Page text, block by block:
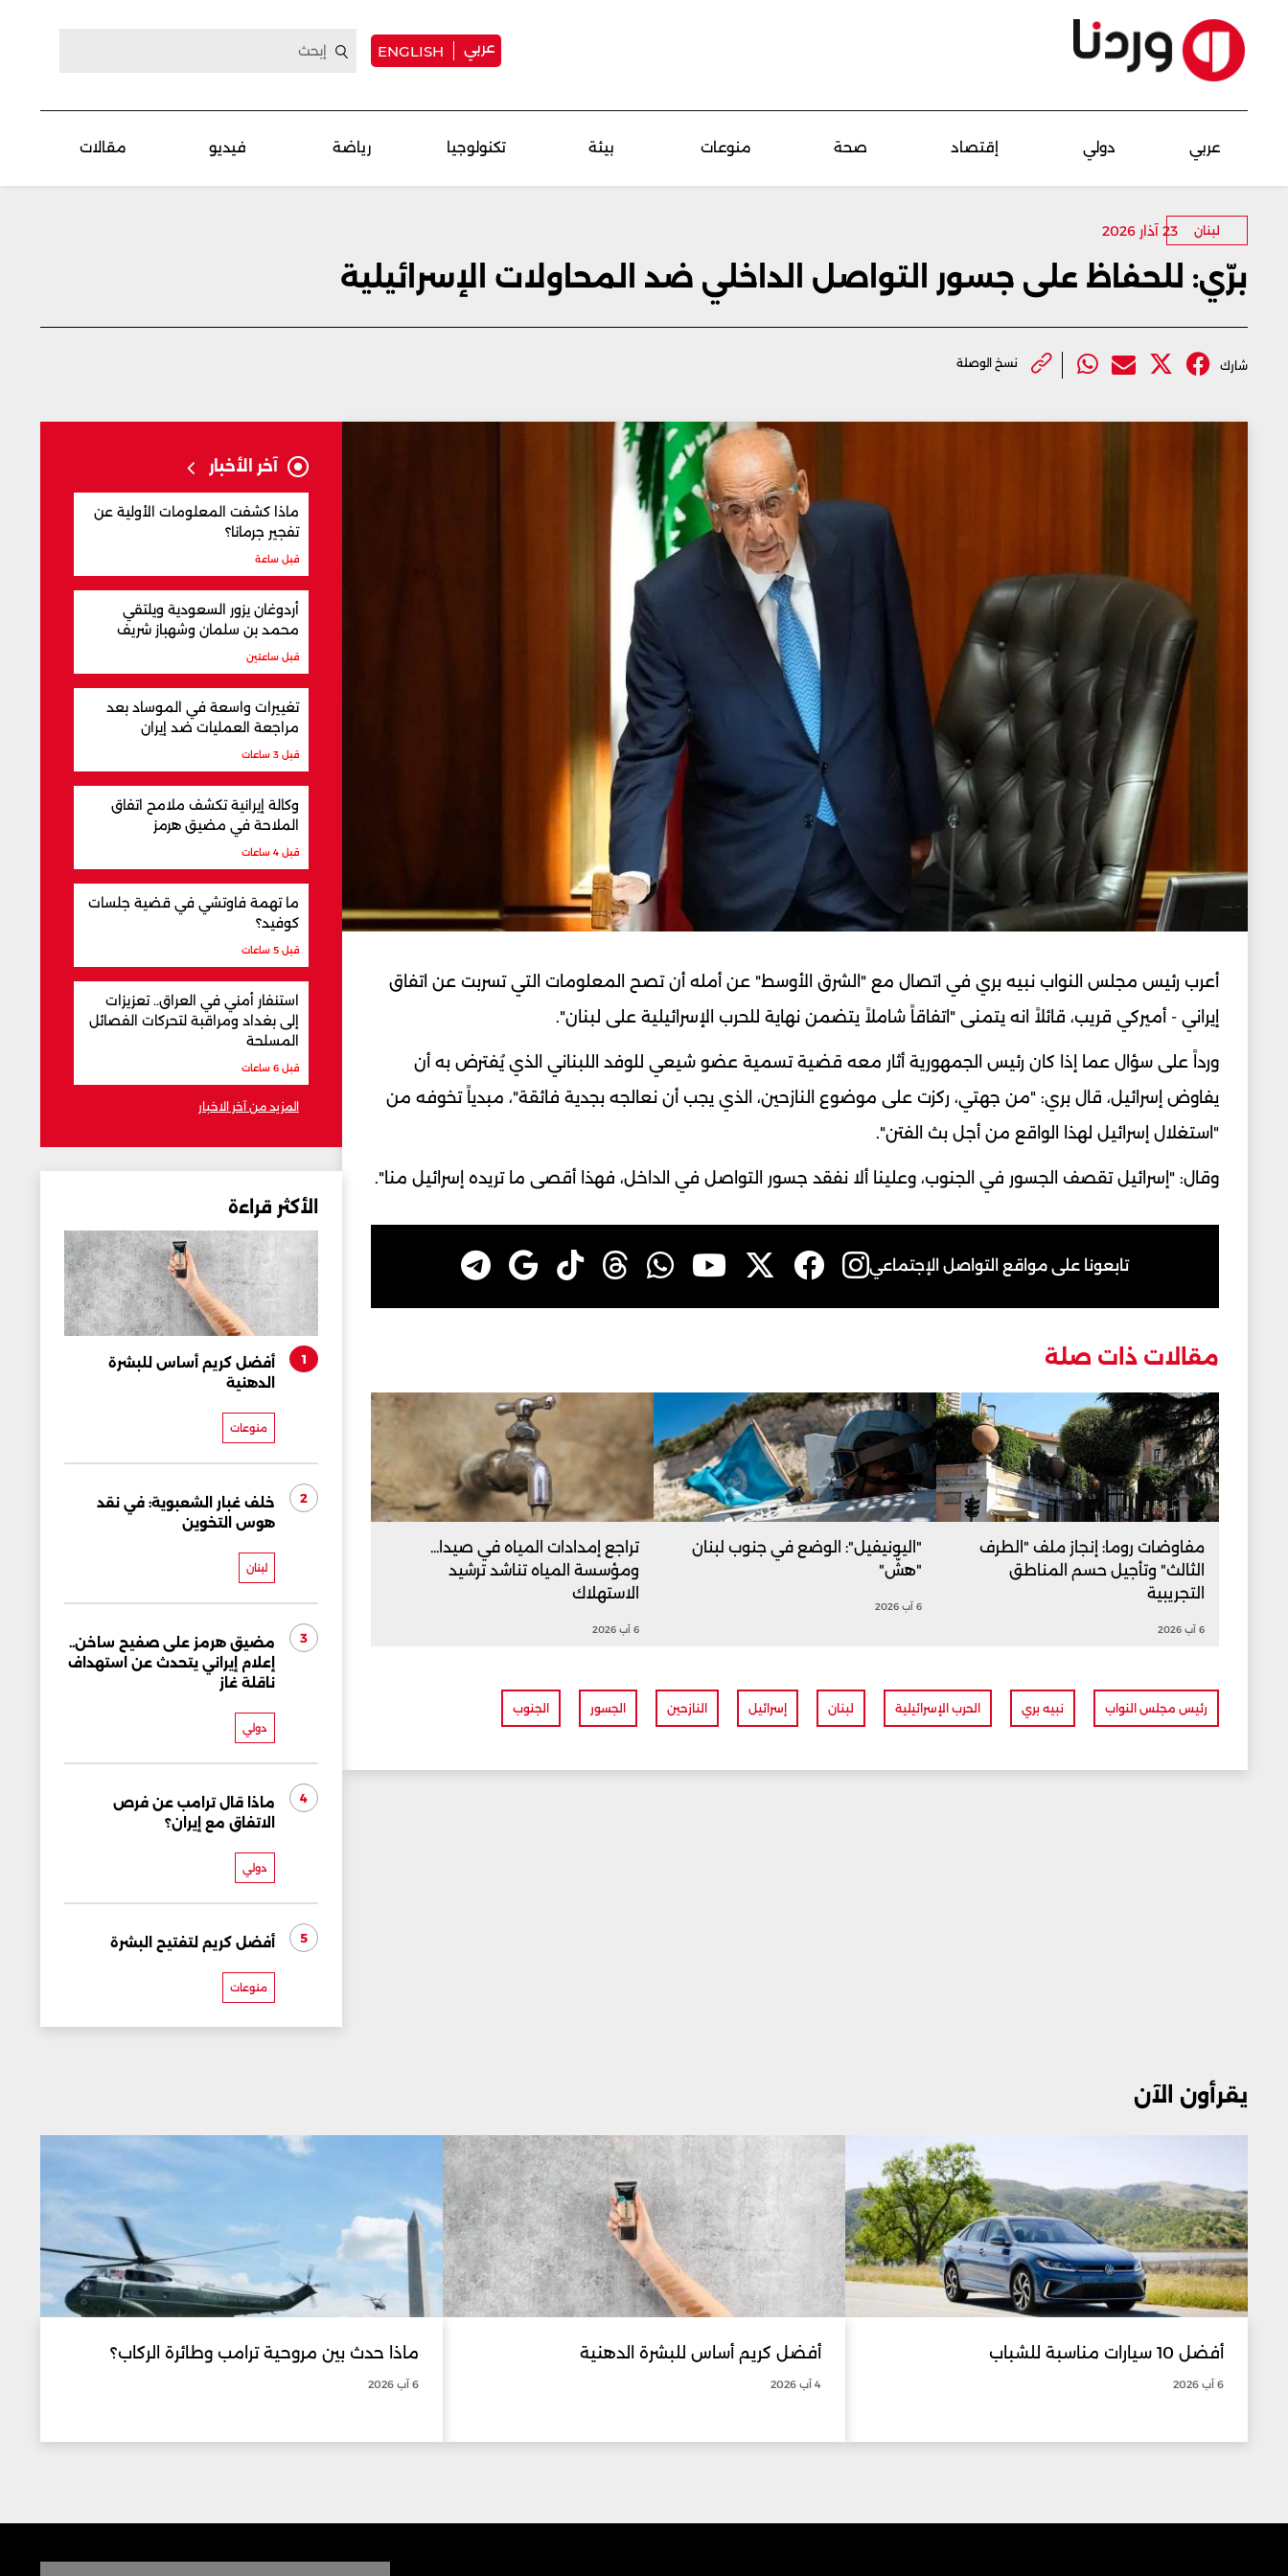
عربي ENGLISH
عربي دولي إقتصاد صحة منوعات بيئة تكنولوجيا رياضة فيديو مقالات
لبنان 23 آذار 2026
برّي: للحفاظ على جسور التواصل الداخلي ضد المحاولات الإسرائيلية
شارك نسخ الوصلة
أعرب رئيس مجلس النواب نبيه بري في اتصال مع "الشرق الأوسط" عن أمله أن تصح المعلومات التي تسربت عن اتفاق
إيراني - أميركي قريب، قائلاً انه يتمنى "اتفاقاً شاملاً يتضمن نهاية للحرب الإسرائيلية على لبنان".
ورداً على سؤال عما إذا كان رئيس الجمهورية أثار معه قضية تسمية عضو شيعي للوفد اللبناني الذي يُفترض به أن
يفاوض إسرائيل، قال بري: "من جهتي، ركزت على موضوع النازحين، الذي يجب أن نعالجه بجدية فائقة"، مبدياً تخوفه من
"استغلال إسرائيل لهذا الواقع من أجل بث الفتن".
وقال: "إسرائيل تقصف الجسور في الجنوب، وعلينا ألا نفقد جسور التواصل في الداخل، فهذا أقصى ما تريده إسرائيل منا".
تابعونا على مواقع التواصل الإجتماعي
مقالات ذات صلة
مفاوضات روما: إنجاز ملف "الطرف
الثالث" وتأجيل حسم المناطق
التجريبية
6 آب 2026
"اليونيفيل": الوضع في جنوب لبنان
"هشّ"
6 آب 2026
تراجع إمدادات المياه في صيدا...
ومؤسسة المياه تناشد ترشيد
الاستهلاك
6 آب 2026
رئيس مجلس النواب نبيه بري الحرب الإسرائيلية لبنان إسرائيل النازحين الجسور الجنوب
آخر الأخبار
ماذا كشفت المعلومات الأولية عن
تفجير جرمانا؟
قبل ساعة
أردوغان يزور السعودية ويلتقي
محمد بن سلمان وشهباز شريف
قبل ساعتين
تغييرات واسعة في الموساد بعد
مراجعة العمليات ضد إيران
قبل 3 ساعات
وكالة إيرانية تكشف ملامح اتفاق
الملاحة في مضيق هرمز
قبل 4 ساعات
ما تهمة فاوتشي في قضية جلسات
كوفيد؟
قبل 5 ساعات
استنفار أمني في العراق.. تعزيزات
إلى بغداد ومراقبة لتحركات الفصائل
المسلحة
قبل 6 ساعات
المزيد من آخر الاخبار
الأكثر قراءة
1
أفضل كريم أساس للبشرة
الدهنية
منوعات
2
خلف غبار الشعبوية: في نقد
هوس التخوين
لبنان
3
مضيق هرمز على صفيح ساخن..
إعلام إيراني يتحدث عن استهداف
ناقلة غاز
دولي
4
ماذا قال ترامب عن فرص
الاتفاق مع إيران؟
دولي
5 أفضل كريم لتفتيح البشرة
منوعات
يقرأون الآن
أفضل 10 سيارات مناسبة للشباب
6 آب 2026
أفضل كريم أساس للبشرة الدهنية
4 آب 2026
ماذا حدث بين مروحية ترامب وطائرة الركاب؟
6 آب 2026